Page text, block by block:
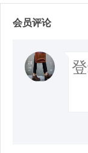
会员评论